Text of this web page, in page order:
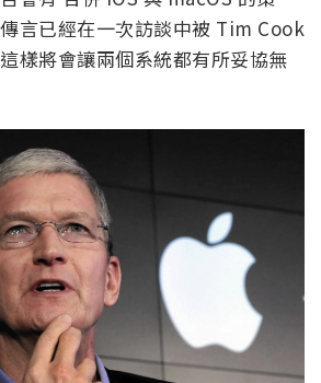
言已經在一次訪談中被 Tim Cook
樣將會讓兩個系統都有所妥協無